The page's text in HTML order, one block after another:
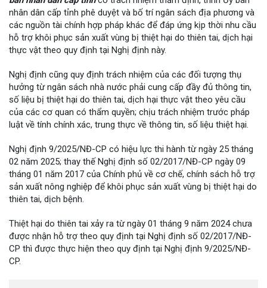
nhân dân cấp tỉnh phê duyệt và bố trí ngân sách địa phương và
các nguồn tài chính hợp pháp khác để đáp ứng kịp thời nhu cầu
hỗ trợ khôi phục sản xuất vùng bị thiệt hại do thiên tai, dịch hại
thực vật theo quy định tại Nghị định này.
Nghị định cũng quy định trách nhiệm của các đối tượng thụ
hưởng từ ngân sách nhà nước phải cung cấp đầy đủ thông tin,
số liệu bị thiệt hại do thiên tai, dịch hại thực vật theo yêu cầu
của các cơ quan có thẩm quyền; chịu trách nhiệm trước pháp
luật về tính chính xác, trung thực về thông tin, số liệu thiệt hại.
Nghị định 9/2025/NĐ-CP có hiệu lực thi hành từ ngày 25 tháng
02 năm 2025; thay thế Nghị định số 02/2017/NĐ-CP ngày 09
tháng 01 năm 2017 của Chính phủ về cơ chế, chính sách hỗ trợ
sản xuất nông nghiệp để khôi phục sản xuất vùng bị thiệt hại do
thiên tai, dịch bệnh.
Thiệt hại do thiên tai xảy ra từ ngày 01 tháng 9 năm 2024 chưa
được nhận hỗ trợ theo quy định tại Nghị định số 02/2017/NĐ-
CP thì được thực hiện theo quy định tại Nghị định 9/2025/NĐ-
CP.